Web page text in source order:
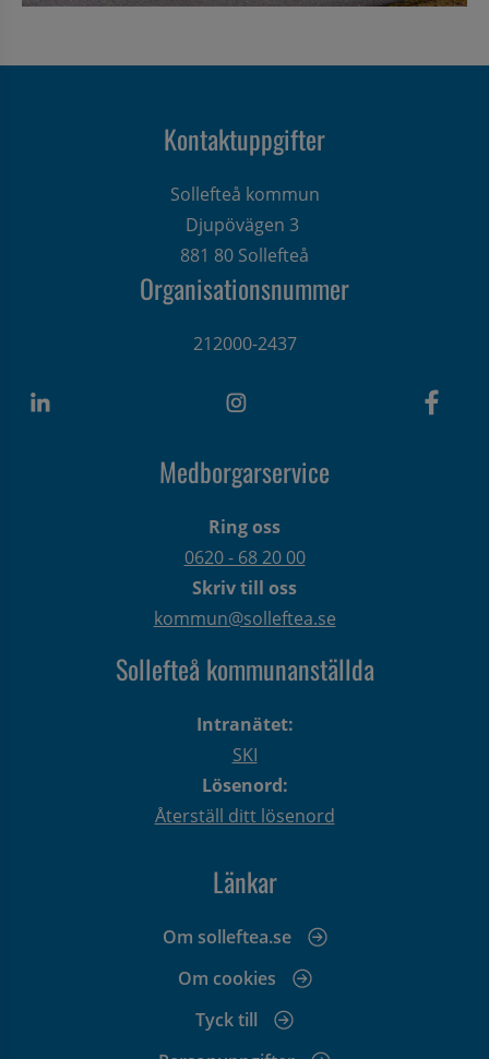
Kontaktuppgifter
Sollefteå kommun
Djupövägen 3
881 80 Sollefteå
Organisationsnummer
212000-2437
Medborgarservice
Ring oss
0620 - 68 20 00
Skriv till oss
kommun@solleftea.se
Sollefteå kommunanställda
Intranätet:
SKI
Lösenord:
Återställ ditt lösenord
Länkar
Om solleftea.se
Om cookies
Tyck till